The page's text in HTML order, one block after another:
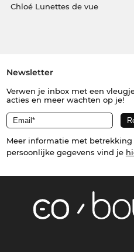
Chloé Lunettes de vue
Newsletter
Verwen je inbox met een
acties en meer wachten op je!
Meer informatie met
persoonlijke gegevens vind je